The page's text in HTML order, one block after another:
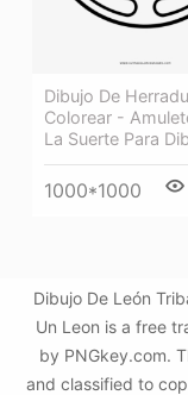
Dibujo De
Colorear -
La Suerte Para
1000*1000
Dibujo De León
Un Leon is a free
by PNGkey.com.
and classified to